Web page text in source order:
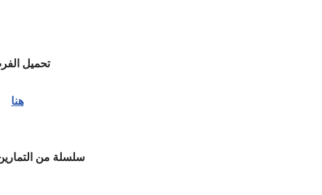
تحميل
هنا
سلسلة من